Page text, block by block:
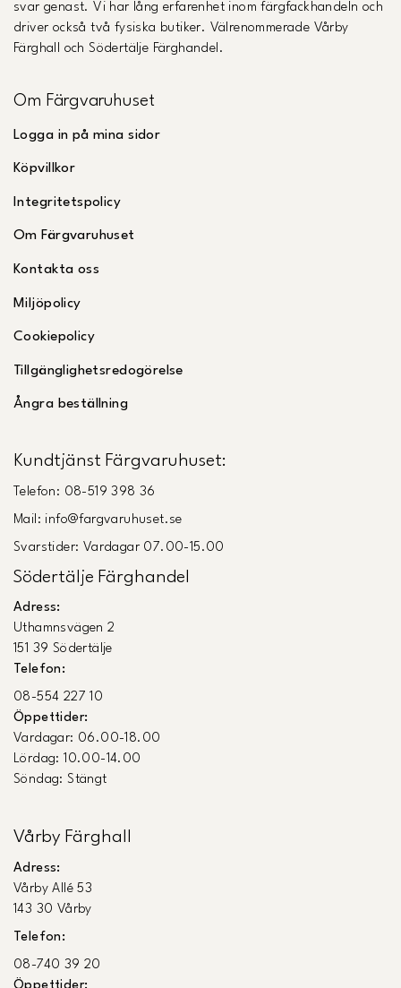
svar genast. Vi har lång erfarenhet inom färgfackhandeln och
driver också två fysiska butiker. Välrenommerade Vårby
Färghall och Södertälje Färghandel.
Om Färgvaruhuset
Logga in på mina sidor
Köpvillkor
Integritetspolicy
Om Färgvaruhuset
Kontakta oss
Miljöpolicy
Cookiepolicy
Tillgänglighetsredogörelse
Ångra beställning
Kundtjänst Färgvaruhuset:
Telefon: 08-519 398 36
Mail: info@fargvaruhuset.se
Svarstider: Vardagar 07.00-15.00
Södertälje Färghandel
Adress:
Uthamnsvägen 2
151 39 Södertälje
Telefon:
08-554 227 10
Öppettider:
Vardagar: 06.00-18.00
Lördag: 10.00-14.00
Söndag: Stängt
Vårby Färghall
Adress:
Vårby Allé 53
143 30 Vårby
Telefon:
08-740 39 20